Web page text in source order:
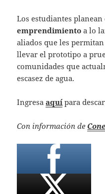
Los estudiantes planean
emprendimiento a lo
aliados que les
llevar el prototipo a
comunidades que
escasez de agua.
Ingresaaquí para
Con información de